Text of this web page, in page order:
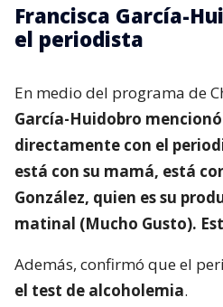
Francisca García-
el periodista
En medio del programa de
García-Huidobro
directamente con el
está con su mamá, está
González, quien es su
matinal (Mucho Gusto).
Además, confirmó que el
el test de alcoholemia.